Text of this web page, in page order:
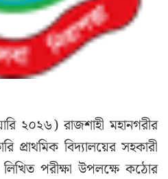
২০২৬) রাজশাহী মহানগরীর
প্রাথমিক বিদ্যালয়ের সহকারী
পরীক্ষা উপলক্ষে কঠোর